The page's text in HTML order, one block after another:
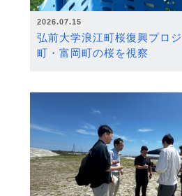
2026.07.15
弘前大学浪江町桜復興プロ
町・富岡町の桜を視察